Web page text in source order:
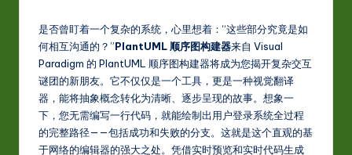
S
m
p
是否曾盯着一个复杂的系统，心里想着：“这些部分究竟是如
何相互沟通的？”PlantUML 顺序图构建器来自 Visual
Paradigm 的 PlantUML 顺序图构建器将成为您揭开复杂交互
谜团的新朋友。它不仅仅是一个工具，更是一种视觉翻译
器，能将抽象概念转化为清晰、逐步呈现的故事。想象一
下，您无需编写一行代码，就能绘制出用户登录系统全过程
的完整路径——包括成功和失败的分支。这就是这个直观的基
于网络的编辑器的强大之处。凭借实时预览和实时代码生成